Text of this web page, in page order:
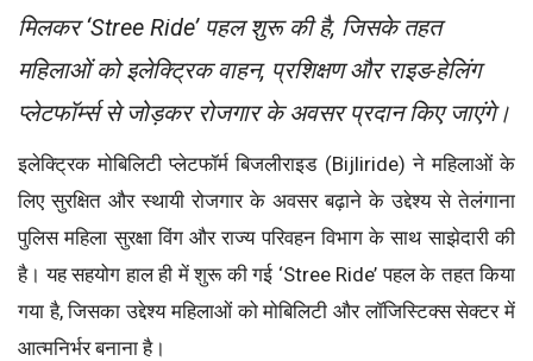
मिलकर ‘Stree Ride’ पहल शुरू की है, जिसके तहत
महिलाओं को इलेक्ट्रिक वाहन, प्रशिक्षण और राइड-हेलिंग
प्लेटफॉर्म्स से जोड़कर रोजगार के अवसर प्रदान किए जाएंगे।
इलेक्ट्रिक मोबिलिटी प्लेटफॉर्म बिजलीराइड (Bijliride) ने महिलाओं के
लिए सुरक्षित और स्थायी रोजगार के अवसर बढ़ाने के उद्देश्य से तेलंगाना
पुलिस महिला सुरक्षा विंग और राज्य परिवहन विभाग के साथ साझेदारी की
है। यह सहयोग हाल ही में शुरू की गई ‘Stree Ride’ पहल के तहत किया
गया है, जिसका उद्देश्य महिलाओं को मोबिलिटी और लॉजिस्टिक्स सेक्टर में
आत्मनिर्भर बनाना है।